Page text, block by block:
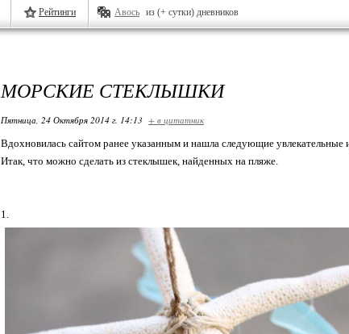
Рейтинги Авось из (+ сутки) дневников
МОРСКИЕ СТЕКЛЫШКИ
Пятница, 24 Октября 2014 г. 14:13 + в цитатник
Вдохновилась сайтом ранее указанным и нашла следующие увлекательные
Итак, что можно сделать из стеклышек, найденных на пляже.
1.